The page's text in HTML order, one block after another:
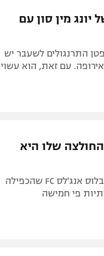
יונג מין סון עם
התרנגולים לשעבר יש
עם זאת, הוא עשוי
שלו היא
יונג מין סון הפך לתופעה בלוס אנג'לס עם חתימה בלוס אנג'לס FC שהכפילה
פי חמישה